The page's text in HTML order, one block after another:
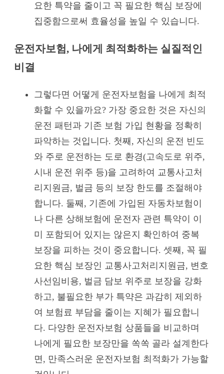
요한 특약을 줄이고 꼭 필요한 핵심 보장에
집중함으로써 효율성을 높일 수 있습니다.
운전자보험, 나에게 최적화하는 실질적인
비결
그렇다면 어떻게 운전자보험을 나에게 최적
화할 수 있을까요? 가장 중요한 것은 자신의
운전 패턴과 기존 보험 가입 현황을 정확히
파악하는 것입니다. 첫째, 자신의 운전 빈도
와 주로 운전하는 도로 환경(고속도로 위주,
시내 운전 위주 등)을 고려하여 교통사고처
리지원금, 벌금 등의 보장 한도를 조절해야
합니다. 둘째, 기존에 가입된 자동차보험이
나 다른 상해보험에 운전자 관련 특약이 이
미 포함되어 있지는 않은지 확인하여 중복
보장을 피하는 것이 중요합니다. 셋째, 꼭 필
요한 핵심 보장인 교통사고처리지원금, 변호
사선임비용, 벌금 담보 위주로 보장을 강화
하고, 불필요한 부가 특약은 과감히 제외하
여 보험료 부담을 줄이는 지혜가 필요합니
다. 다양한 운전자보험 상품들을 비교하며
나에게 필요한 보장만을 쏙쏙 골라 설계한다
면, 만족스러운 운전자보험 최적화가 가능할